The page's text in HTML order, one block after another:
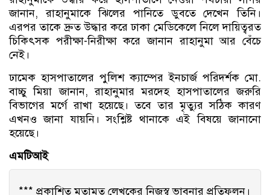
জানান, রাহানুমাকে ঝিলের পানিতে ডুবতে দেখেন তিনি।
এরপর তাকে দ্রুত উদ্ধার করে ঢাকা মেডিকেলে নিলে দায়িত্বরত
চিকিৎসক পরীক্ষা-নিরীক্ষা করে জানান রাহানুমা আর বেঁচে
নেই।
ঢামেক হাসপাতালের পুলিশ ক্যাম্পের ইনচার্জ পরিদর্শক মো.
বাচ্চু মিয়া জানান, রাহানুমার মরদেহ হাসপাতালের জরুরি
বিভাগের মর্গে রাখা হয়েছে। তবে তার মৃত্যুর সঠিক কারণ
এখনও জানা যায়নি। সংশ্লিষ্ট থানাকে এই বিষয়ে জানানো
হয়েছে।
এমটিআই
*** প্রকাশিত মতামত লেখকের নিজস্ব ভাবনার প্রতিফলন।